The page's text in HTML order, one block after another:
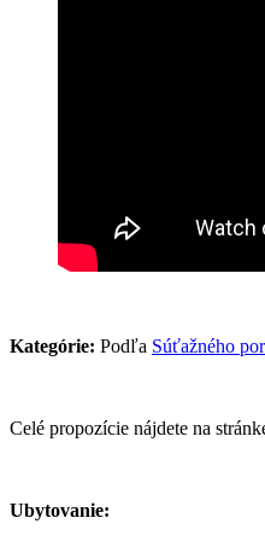
Kategórie: Podľa Súťažného
Celé propozície nájdete na
Ubytovanie: